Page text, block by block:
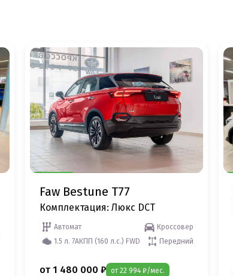
Faw Bestune T77
Комплектация: Люкс DCT
Автомат
Кроссовер
1.5 л. 7АКПП (160 л.с.) FWD
Передний
от 1 480 000 ₽ от 22 994 ₽/мес.